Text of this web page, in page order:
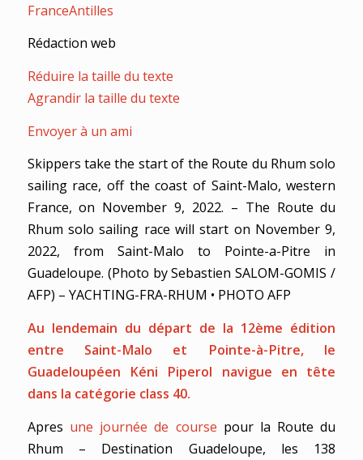
FranceAntilles
Rédaction web
Réduire la taille du texte
Agrandir la taille du texte
Envoyer à un ami
Skippers take the start of the Route du Rhum solo
sailing race, off the coast of Saint-Malo, western
France, on November 9, 2022. – The Route du
Rhum solo sailing race will start on November 9,
2022, from Saint-Malo to Pointe-a-Pitre in
Guadeloupe. (Photo by Sebastien SALOM-GOMIS /
AFP) – YACHTING-FRA-RHUM • PHOTO AFP
Au lendemain du départ de la 12ème édition
entre Saint-Malo et Pointe-à-Pitre, le
Guadeloupéen Kéni Piperol navigue en tête
dans la catégorie class 40.
Apres une journée de course pour la Route du
Rhum – Destination Guadeloupe, les 138